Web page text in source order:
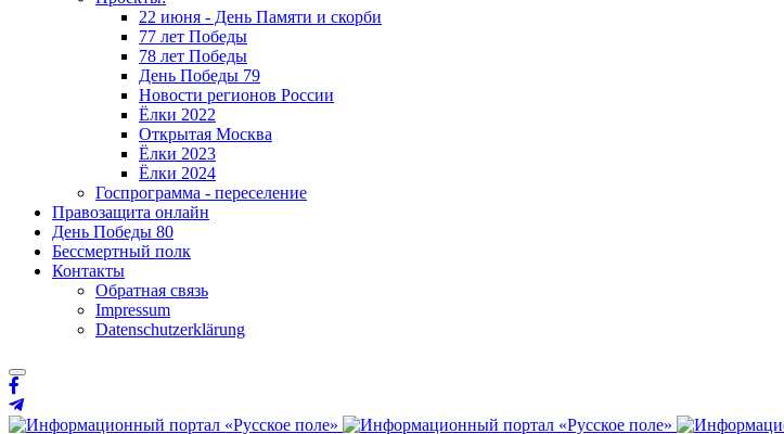
22 июня - День Памяти и скорби
77 лет Победы
78 лет Победы
День Победы 79
Новости регионов России
Ёлки 2022
Открытая Москва
Ёлки 2023
Ёлки 2024
Госпрограмма - переселение
Правозащита онлайн
День Победы 80
Бессмертный полк
Контакты
Обратная связь
Impressum
Datenschutzerklärung